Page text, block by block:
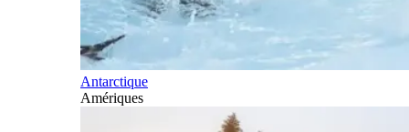
Antarctique
Amériques